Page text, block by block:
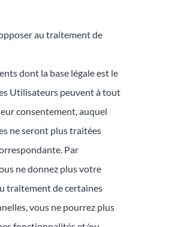
au traitement de
dont la base légale est le
Utilisateurs peuvent à tout
consentement, auquel
ne seront plus traitées
Par
ne donnez plus votre
traitement de certaines
vous ne pourrez plus